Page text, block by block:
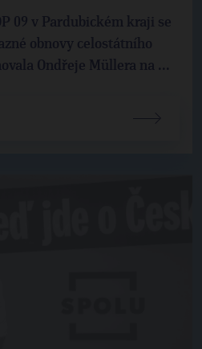
09 v Pardubickém kraji se
obnovy celostátního
Ondřeje Müllera na ...